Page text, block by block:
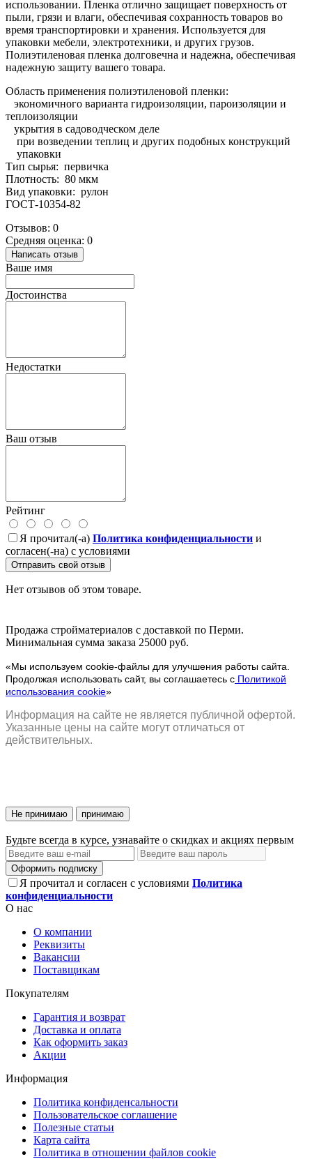
использовании. Пленка отлично защищает поверхность от
пыли, грязи и влаги, обеспечивая сохранность товаров во
время транспортировки и хранения. Используется для
упаковки мебели, электротехники, и других грузов.
Полиэтиленовая пленка долговечна и надежна, обеспечивая
надежную защиту вашего товара.
Область применения полиэтиленовой пленки:
экономичного варианта гидроизоляции, пароизоляции и
теплоизоляции
укрытия в садоводческом деле
при возведении теплиц и других подобных конструкций
упаковки
Тип сырья: первичка
Плотность: 80 мкм
Вид упаковки: рулон
ГОСТ-10354-82
Отзывов: 0
Средняя оценка: 0
Написать отзыв
Ваше имя
Достоинства
Недостатки
Ваш отзыв
Рейтинг
Я прочитал(-а) Политика конфиденциальности и
согласен(-на) с условиями
Отправить свой отзыв
Нет отзывов об этом товаре.
Продажа стройматериалов с доставкой по Перми.
Минимальная сумма заказа 25000 руб.
«Мы используем cookie-файлы для улучшения работы сайта.
Продолжая использовать сайт, вы соглашаетесь с Политикой
использования cookie»
Информация на сайте не является публичной офертой.
Указанные цены на сайте могут отличаться от
действительных.
Не принимаю принимаю
Будьте всегда в курсе, узнавайте о скидках и акциях первым
Оформить подписку
Я прочитал и согласен с условиями Политика
конфиденциальности
О нас
О компании
Реквизиты
Вакансии
Поставщикам
Покупателям
Гарантия и возврат
Доставка и оплата
Как оформить заказ
Акции
Информация
Политика конфиденсальности
Пользовательское соглашение
Полезные статьи
Карта сайта
Политика в отношении файлов cookie